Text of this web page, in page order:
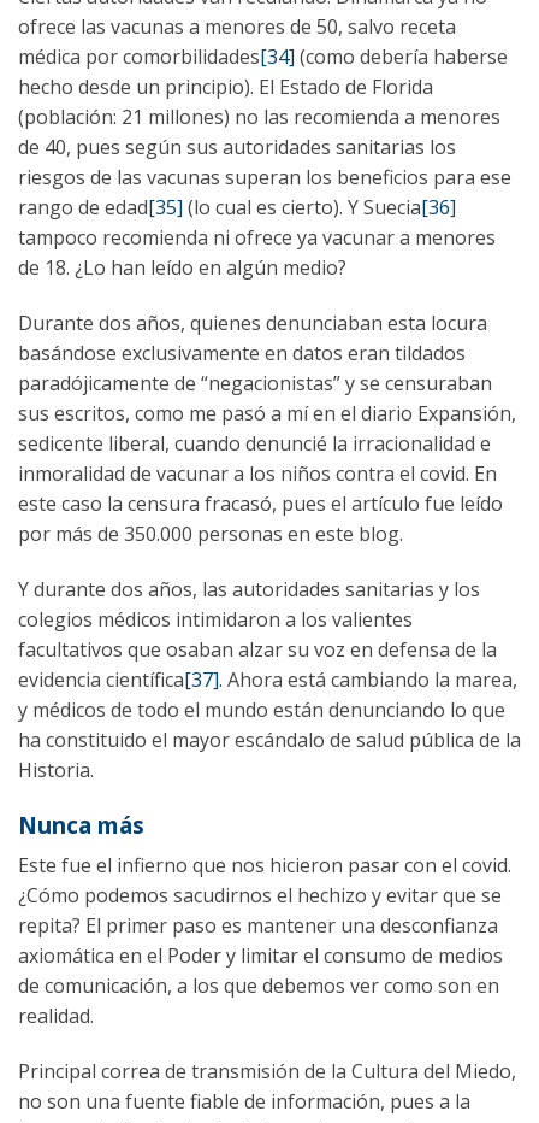
ofrece las vacunas a menores de 50, salvo receta
médica por comorbilidades[34] (como debería haberse
hecho desde un principio). El Estado de Florida
(población: 21 millones) no las recomienda a menores
de 40, pues según sus autoridades sanitarias los
riesgos de las vacunas superan los beneficios para ese
rango de edad[35] (lo cual es cierto). Y Suecia[36]
tampoco recomienda ni ofrece ya vacunar a menores
de 18. ¿Lo han leído en algún medio?
Durante dos años, quienes denunciaban esta locura
basándose exclusivamente en datos eran tildados
paradójicamente de “negacionistas” y se censuraban
sus escritos, como me pasó a mí en el diario Expansión,
sedicente liberal, cuando denuncié la irracionalidad e
inmoralidad de vacunar a los niños contra el covid. En
este caso la censura fracasó, pues el artículo fue leído
por más de 350.000 personas en este blog.
Y durante dos años, las autoridades sanitarias y los
colegios médicos intimidaron a los valientes
facultativos que osaban alzar su voz en defensa de la
evidencia científica[37]. Ahora está cambiando la marea,
y médicos de todo el mundo están denunciando lo que
ha constituido el mayor escándalo de salud pública de la
Historia.
Nunca más
Este fue el infierno que nos hicieron pasar con el covid.
¿Cómo podemos sacudirnos el hechizo y evitar que se
repita? El primer paso es mantener una desconfianza
axiomática en el Poder y limitar el consumo de medios
de comunicación, a los que debemos ver como son en
realidad.
Principal correa de transmisión de la Cultura del Miedo,
no son una fuente fiable de información, pues a la